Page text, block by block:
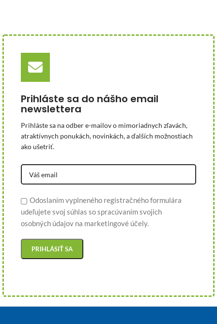
Prihláste sa do nášho email
newslettera
Prihláste sa na odber e-mailov o mimoriadnych zľavách,
atraktívnych ponukách, novinkách, a ďalších možnostiach
ako ušetriť.
Odoslaním vyplneného registračného formulára
udeľujete svoj súhlas so spracúvaním svojich
osobných údajov na marketingové účely.